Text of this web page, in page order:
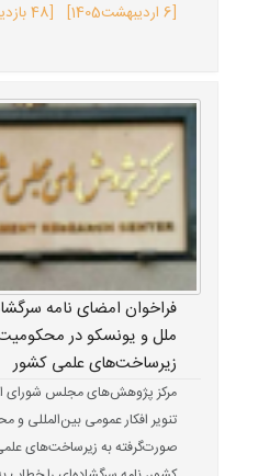
[6 اردیبهشت 1405] [48 بازدید]
فراخوان امضای نامه
ملل و یونسکو در
زیرساخت‌های علمی کشور
مرکز پژوهش‌های مجلس شورای
تنویر افکار عمومی بین‌المللی
صورت‌گرفته به زیرساخت‌های